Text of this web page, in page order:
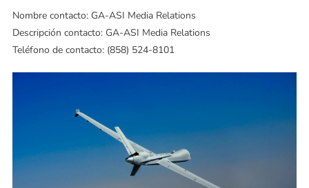
Nombre contacto: GA-ASI Media Relations
Descripción contacto: GA-ASI Media Relations
Teléfono de contacto: (858) 524-8101